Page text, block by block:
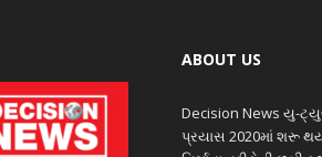
ABOUT US
Decision News યુ-
પ્રયાસ 2020માં શરૂ